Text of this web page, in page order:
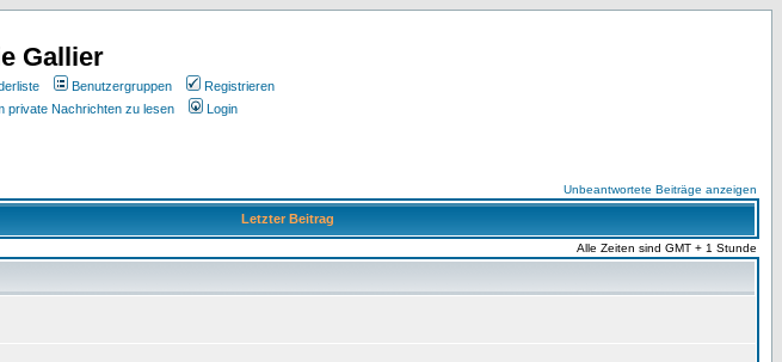
Gallier
Benutzergruppen
Registrieren
private Nachrichten zu lesen Login
Unbeantwortete Beiträge anzeigen
Letzter Beitrag
Alle Zeiten sind GMT + 1 Stunde